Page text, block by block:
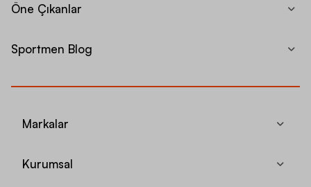
Öne Çıkanlar
Sportmen Blog
Markalar
Kurumsal